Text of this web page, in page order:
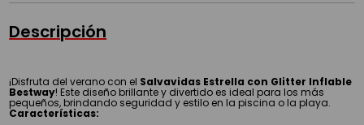
Descripción
¡Disfruta del verano con el Salvavidas Estrella con Glitter Inflable
Bestway! Este diseño brillante y divertido es ideal para los más
pequeños, brindando seguridad y estilo en la piscina o la playa.
Características: